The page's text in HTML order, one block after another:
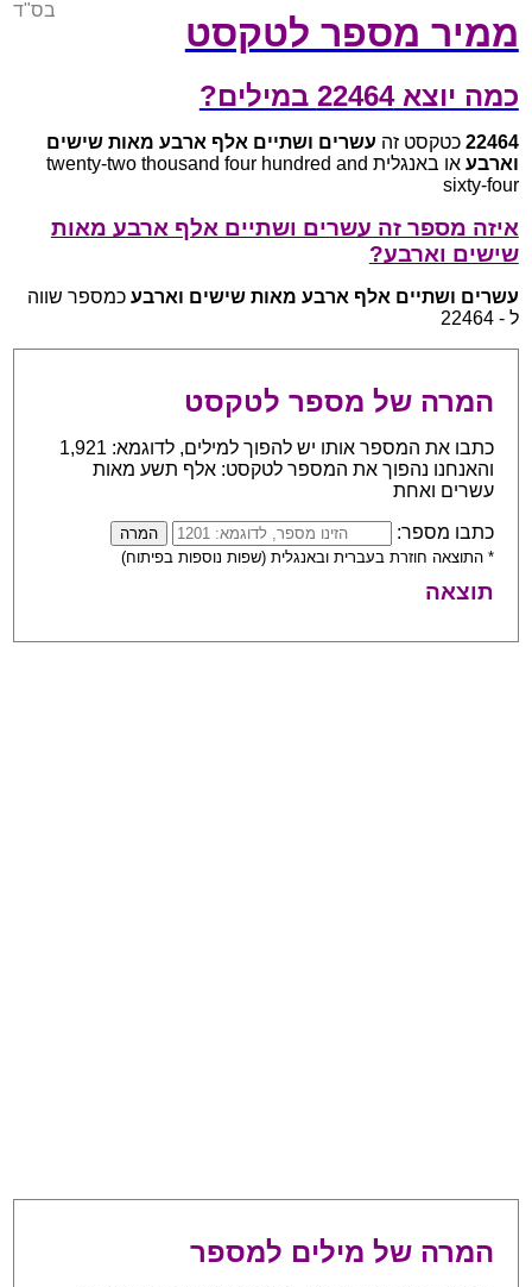
ממיר מספר לטקסט
בס"ד
כמה יוצא 22464 במילים?
22464 כטקסט זה עשרים ושתיים אלף ארבע מאות שישים
וארבע
או באנגלית twenty-two thousand four hundred and
sixty-four
איזה מספר זה עשרים ושתיים אלף ארבע מאות
שישים וארבע?
עשרים ושתיים אלף ארבע מאות שישים וארבע כמספר שווה
ל - 22464
המרה של מספר לטקסט
כתבו את המספר אותו יש להפוך למילים, לדוגמא: 1,921
והאנחנו נהפוך את המספר לטקסט: אלף תשע מאות
עשרים ואחת
כתבו מספר:
* התוצאה חוזרת בעברית ובאנגלית (שפות נוספות בפיתוח)
תוצאה
המרה של מילים למספר